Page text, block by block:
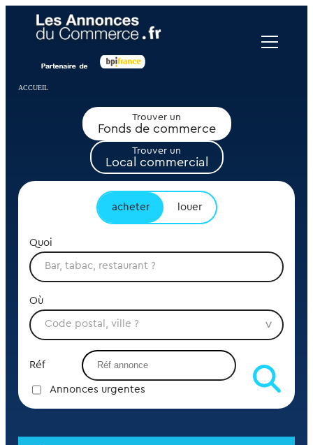
ACCUEIL
Trouver un
Fonds de commerce
Trouver un
Local commercial
acheter louer
Quoi
Où
Réf
Annonces urgentes
Panneau de gestion des cookies